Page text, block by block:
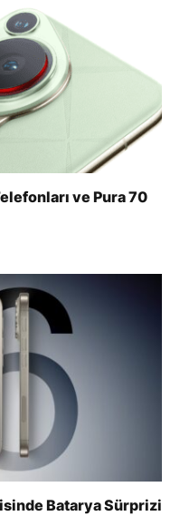
ve Pura 70
Batarya Sürprizi